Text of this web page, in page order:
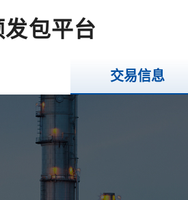
包平台
交易信息